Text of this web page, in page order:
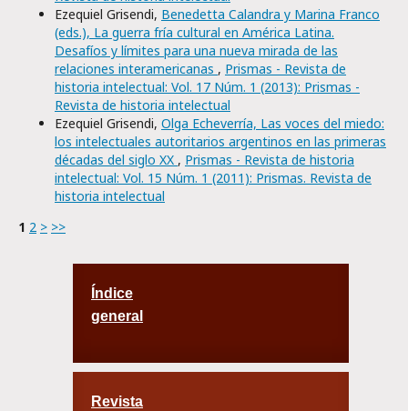
Ezequiel Grisendi, Benedetta Calandra y Marina Franco
(eds.), La guerra fría cultural en América Latina.
Desafíos y límites para una nueva mirada de las
relaciones interamericanas , Prismas - Revista de
historia intelectual: Vol. 17 Núm. 1 (2013): Prismas -
Revista de historia intelectual
Ezequiel Grisendi, Olga Echeverría, Las voces del miedo:
los intelectuales autoritarios argentinos en las primeras
décadas del siglo XX , Prismas - Revista de historia
intelectual: Vol. 15 Núm. 1 (2011): Prismas. Revista de
historia intelectual
1 2 > >>
Índice
general
Revista